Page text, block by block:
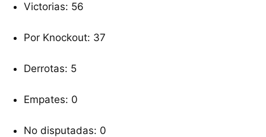
Victorias: 56
Por Knockout: 37
Derrotas: 5
Empates: 0
No disputadas: 0